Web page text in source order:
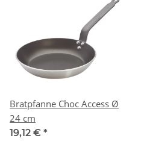
Bratpfanne Choc Access Ø
24 cm
19,12 € *